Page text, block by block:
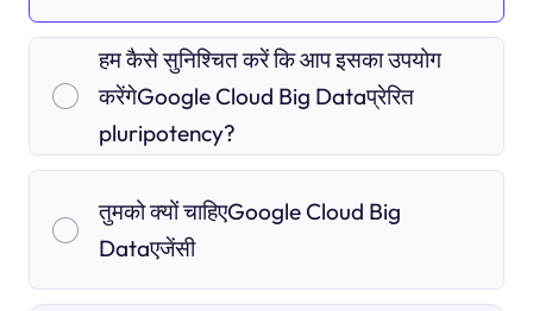
हम कैसे सुनिश्चित करें कि आप इसका उपयोग
करेंगेGoogle Cloud Big Dataप्रेरित
pluripotency?
तुमको क्यों चाहिएGoogle Cloud Big
Dataएजेंसी